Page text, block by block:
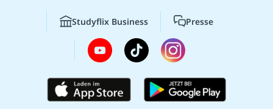
Studyflix Business Presse